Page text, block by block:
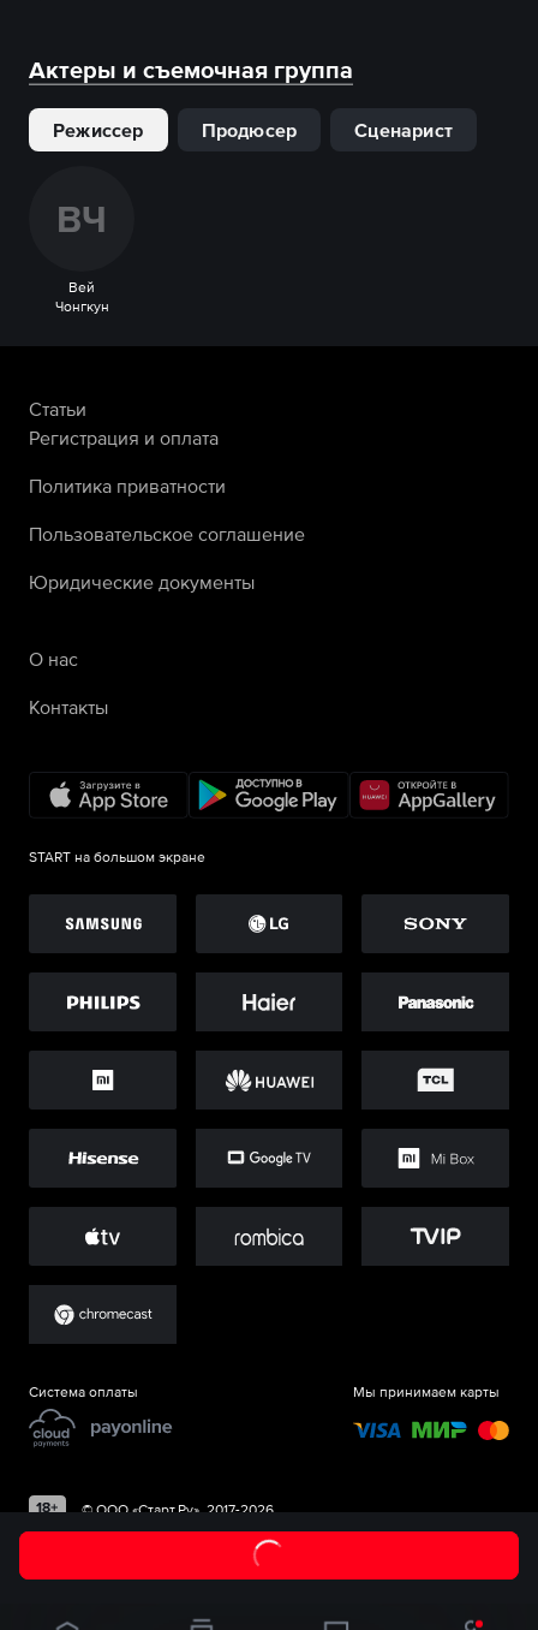
Актеры и съемочная группа
Режиссер Продюсер Сценарист
ВЧ
Вей
Чонгкун
Статьи
Регистрация и оплата
Политика приватности
Пользовательское соглашение
Юридические документы
О нас
Контакты
START на большом экране
Система оплаты Мы принимаем карты
©ООО «Старт.Ру», 2017-2026